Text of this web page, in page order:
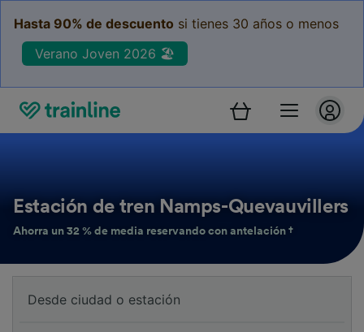
Hasta 90% de descuento si tienes 30 años o menos
Verano Joven 2026 🏖️
Estación de tren Namps-Quevauvillers
Ahorra un 32 % de media reservando con antelación †